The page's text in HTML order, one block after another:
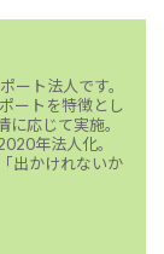
ート法人です。
ートを特徴とし
応じて実施。
年法人化。
出かけれないか